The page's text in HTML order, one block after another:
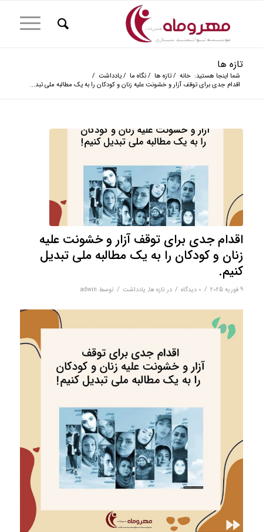
تازه ها
شما اینجا هستید: خانه / تازه ها / نگاه ما / یادداشت /
اقدام جدی برای توقف آزار و خشونت علیه زنان و کودکان را به یک مطالبه ملی تبد...
اقدام جدی برای توقف آزار و خشونت علیه
زنان و کودکان را به یک مطالبه ملی تبدیل
کنیم.
9 فوریه 2025 / 0 دیدگاه‌ / در تازه ها, یادداشت / توسط adwin